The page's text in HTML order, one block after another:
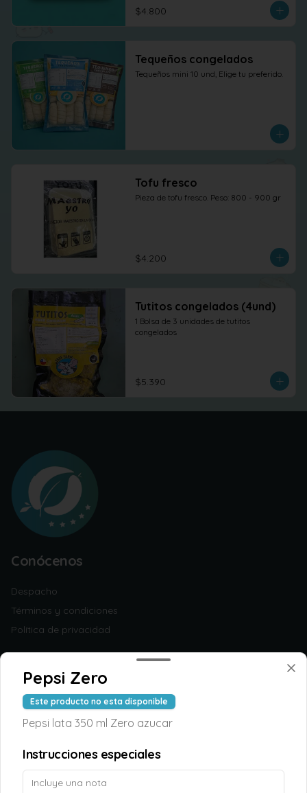
$4.800
Tequeños congelados
Tequeños mini 10 und, Elige tu preferido.
Tofu fresco
Pieza de tofu fresco. Peso: 800 - 900 gr
$4.200
Tutitos congelados (4und)
1 Bolsa de 3 unidades de tutitos
congelados
$5.390
Conócenos
Despacho
Términos y condiciones
Política de privacidad
Instagram
Facebook
Pedir
Pepsi Zero
Este producto no esta disponible
Pepsi lata 350 ml Zero azucar
Instrucciones especiales